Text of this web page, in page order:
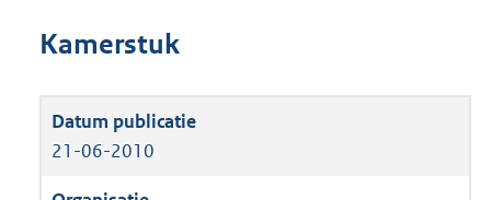
Kamerstuk
21-06-2010